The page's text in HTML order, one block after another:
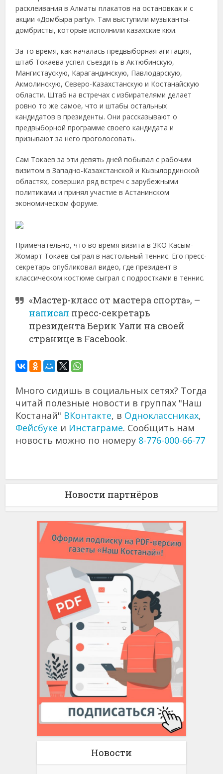
расклеивания в Алматы плакатов на остановках и с
акции «Домбыра party». Там выступили музыканты-
домбристы, которые исполнили казахские кюи.
За то время, как началась предвыборная агитация,
штаб Токаева успел съездить в Актюбинскую,
Мангистаускую, Карагандинскую, Павлодарскую,
Акмолинскую, Северо-Казахстанскую и Костанайскую
области. Штаб на встречах с избирателями делает
ровно то же самое, что и штабы остальных
кандидатов в президенты. Они рассказывают о
предвыборной программе своего кандидата и
призывают за него проголосовать.
Сам Токаев за эти девять дней побывал с рабочим
визитом в Западно-Казахстанской и Кызылординской
областях, совершил ряд встреч с зарубежными
политиками и принял участие в Астанинском
экономическом форуме.
Примечательно, что во время визита в ЗКО Касым-
Жомарт Токаев сыграл в настольный теннис. Его пресс-
секретарь опубликовал видео, где президент в
классическом костюме сыграл с подростками в теннис.
«Мастер-класс от мастера спорта», –
написал пресс-секретарь
президента Берик Уали на своей
странице в Facebook.
Много сидишь в социальных сетях? Тогда
читай полезные новости в группах "Наш
Костанай" ВКонтакте, в Одноклассниках,
Фейсбуке и Инстаграме. Сообщить нам
новость можно по номеру 8-776-000-66-77
Новости партнёров
Новости